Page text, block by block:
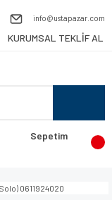
info@ustapazar.com
KURUMSAL TEKLİF AL
Sepetim